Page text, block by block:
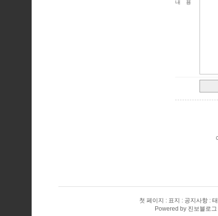
내용
첫 페이지 표지 공지사항
Powered by 진보블로그